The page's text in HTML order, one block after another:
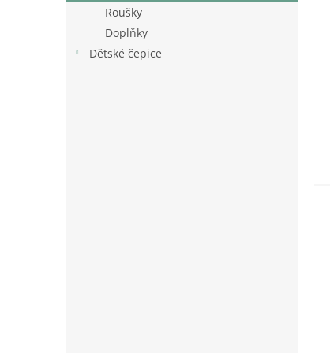
Roušky
Doplňky
Dětské čepice